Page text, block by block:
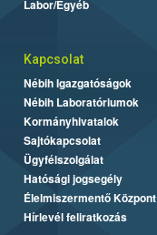
Labor/Egyéb
Kapcsolat
Nébih Igazgatóságok
Nébih Laboratóriumok
Kormányhivatalok
Sajtókapcsolat
Ügyfélszolgálat
Hatósági jogsegély
Élelmiszermentő Központ
Hírlevél feliratkozás